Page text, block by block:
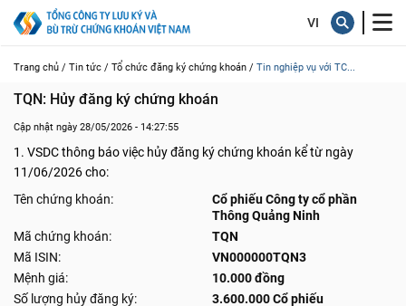
Trang chủ / Tin tức / Tổ chức đăng ký chứng khoán / Tin nghiệp vụ với TC...
TQN: Hủy đăng ký chứng khoán
Cập nhật ngày 28/05/2026 - 14:27:55
1. VSDC thông báo việc hủy đăng ký chứng khoán kể từ ngày
11/06/2026 cho:
Tên chứng khoán:
Cổ phiếu Công ty cổ phần
Thông Quảng Ninh
Mã chứng khoán:
TQN
Mã ISIN:
VN000000TQN3
Mệnh giá:
10.000 đồng
Số lượng hủy đăng ký:
3.600.000 Cổ phiếu